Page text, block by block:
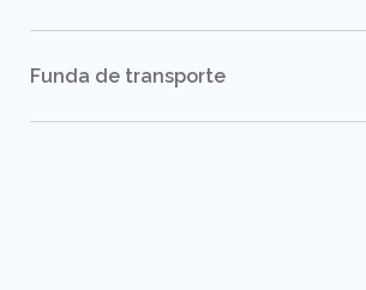
Funda de transporte